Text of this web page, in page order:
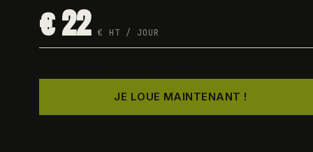
€ 22 € HT / JOUR
JE LOUE MAINTENANT !